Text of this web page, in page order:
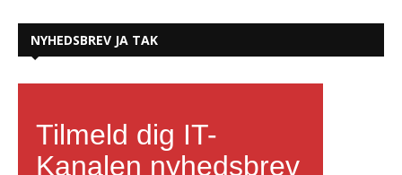
NYHEDSBREV JA TAK